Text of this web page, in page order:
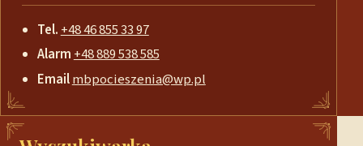
Tel. +48 46 855 33 97
Alarm+48 889 538 585
Emailmbpocieszenia@wp.pl